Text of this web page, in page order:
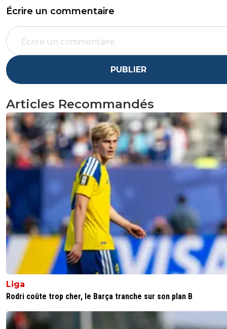
Écrire un commentaire
PUBLIER
Articles Recommandés
Liga
Rodri coûte trop cher, le Barça tranche sur son plan B